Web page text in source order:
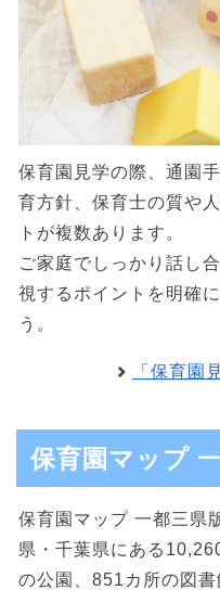
保育園見学の際、通園
育方針、保育士の質や
トが複数あります。
ご家庭でしっかり話し
視するポイントを明確
う。
「保育園
保育園マップ
保育園マップ 一都三県
県・千葉県にある
の公園、851カ所の図